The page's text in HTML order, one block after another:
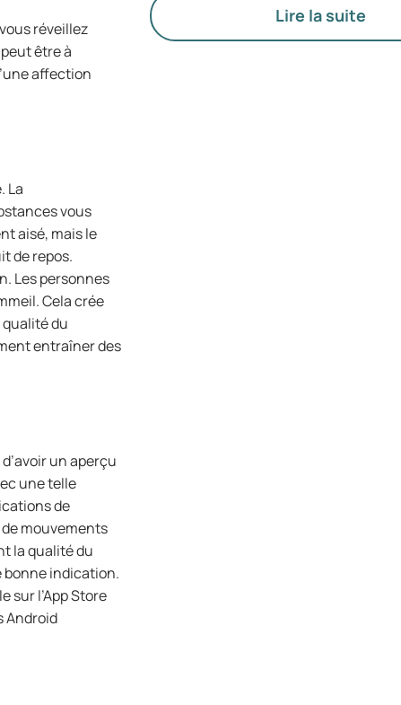
réveillez
être à
affection
La
vous
aisé, mais le
de repos.
Les personnes
Cela crée
du
entraîner des
un aperçu
une telle
de
mouvements
la qualité du
bonne indication.
sur l’App Store
Android
des médicaments tels que
Wegovy sont généralement
Lire la suite